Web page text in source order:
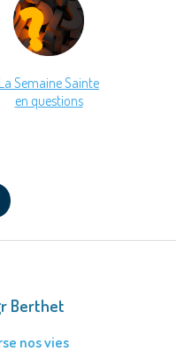
La Semaine Sainte
en questions
Berthet
nos vies